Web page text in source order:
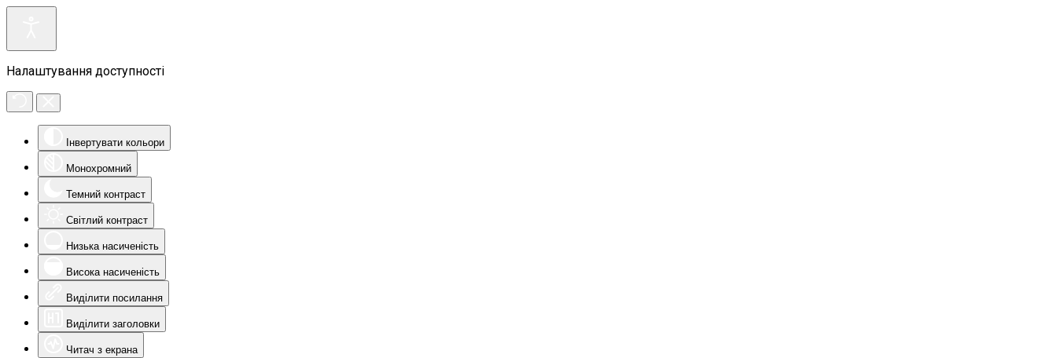
Налаштування доступності
Інвертувати кольори
Монохромний
Темний контраст
Світлий контраст
Низька насиченість
Висока насиченість
Виділити посилання
Виділити заголовки
Читач з екрана